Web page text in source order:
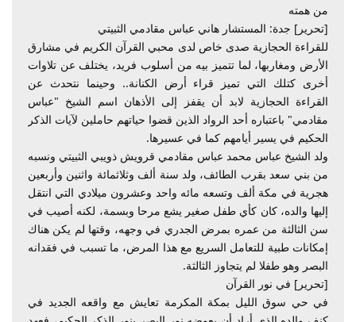
من همته
[تحرير] جدة: المستشار هاني عباس مقادمي الثبيتي
للقراءة الحجازية صدى خاص لدى محبي القرآن الكريم في مشارق
الأرض ومغاربها، لما تتميز بيه من أسلوب فريد، يختلف عن تلاوات
أخرى كتلك التي تميز قراء أرض الكنانة.. وحينما نتحدث عن
القراءة الحجازية لابد أن يقفز إلى الأذهان اسم الشيخ "عباس
مقادمي" باعتباره أحد الرواد الذين قضوا حياتهم حاملين لآيات الذكر
الحكيم في يسير أيامهم كما في عسيرها.
ولد الشيخ عباس محمد عباس مقادمي قرويش ذويبي الثبيتي ونسبه
من بني سعد بقرب الطائف، ولد سنة ألف وثلاثمائة واثنين وأربعين
هجرية في مكة ألف وتسعه مائه واحد وعشرون ميلادي التي انتقل
إليها والده، كان كأي طفل صغير يشع مرحا وبسمة، لكنه أصيب في
سن الثالثة من عمره بمرض الجدري في وجهه، وقتها لم يكن هناك
إمكانات طبية للتعامل السريع مع هذا المرض، ما تسبب في فقدانه
البصر وهو طفلا لم يتجاوز الثالثة.
[تحرير] في نور القرآن
في حي سوق الليل بمكة المكرمة تعايش مع واقعه الجديد في